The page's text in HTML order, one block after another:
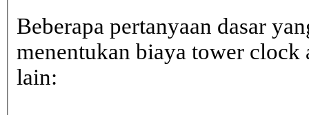
Beberapa pertanyaan dasar
menentukan biaya tower clock
lain: